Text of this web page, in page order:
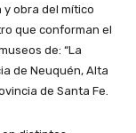
obra del mítico
que conforman el
de: “La
de Neuquén, Alta
de Santa Fe.